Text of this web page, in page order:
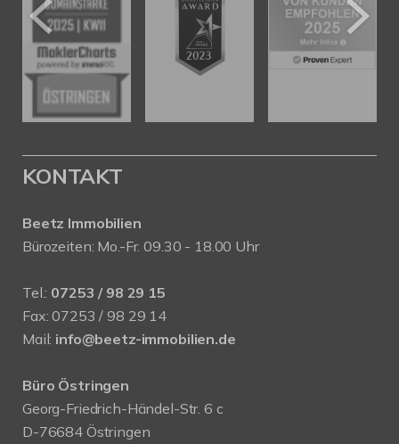
KONTAKT
Beetz Immobilien
Bürozeiten: Mo.-Fr. 09.30 - 18.00 Uhr
Tel.: 07253 / 98 29 15
Fax: 07253 / 98 29 14
Mail: info@beetz-immobilien.de
Büro Östringen
Georg-Friedrich-Händel-Str. 6 c
D-76684 Östringen